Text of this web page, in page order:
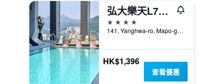
弘大樂天L7飯店
4星級
141, Yanghwa-ro, Mapo-gu, 首爾, 韓國
HK$1,396
查看優惠